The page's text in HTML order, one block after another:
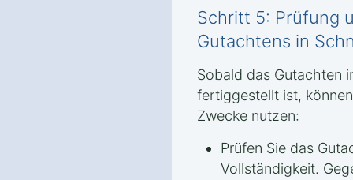
Schritt 5: Prüfung
Gutachtens in
Sobald das Gutachten
fertiggestellt ist,
Zwecke nutzen:
Prüfen Sie das
Vollständigkeit.